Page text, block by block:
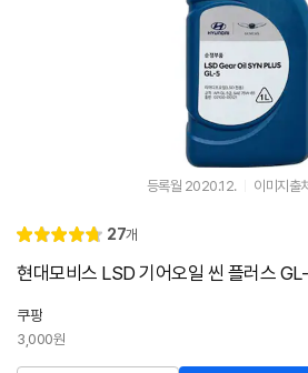
등록월 2020.12. 이미지출
별
점
4.
8
리
27개
현대모비스 LSD 기어오일 씬 플러스
쿠팡
3,000원